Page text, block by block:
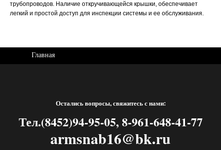
трубопроводов. Наличие откручивающейся крышки, обеспечивает
легкий и простой доступ для инспекции системы и ее обслуживания.
Главная
Остались вопросы, свяжитесь с нами:
Тел.(8452)94-95-05, 8-961-648-41-77
armsnab16@bk.ru